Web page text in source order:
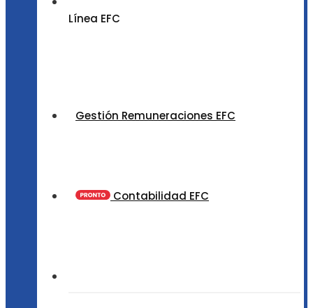
Línea EFC
Gestión Remuneraciones EFC
Contabilidad EFC